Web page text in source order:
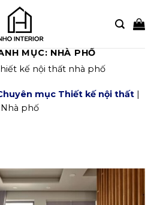
MỤC: NHÀ PHỐ
kế nội thất nhà phố
mục Thiết kế nội thất|
Nhà phố